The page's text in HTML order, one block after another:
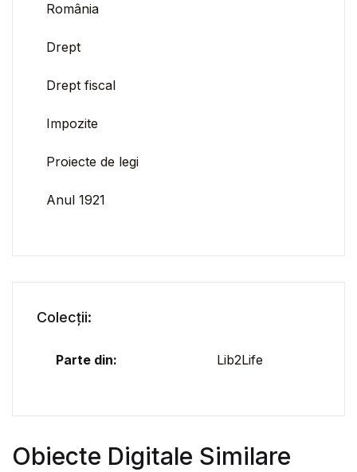
România
Drept
Drept fiscal
Impozite
Proiecte de legi
Anul 1921
Colecții:
Parte din: Lib2Life
Obiecte Digitale Similare